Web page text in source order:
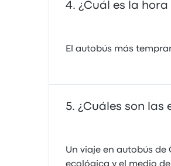
¿Cuál es la
El autobús más
¿Cuáles son las
Un viaje en autobús de
ecológica y el medio